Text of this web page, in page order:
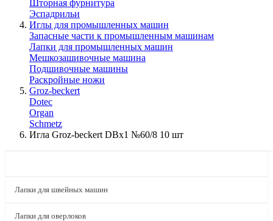
Шторная фурнитура
Эспадрильи
Иглы для промышленных машин
Запасные части к промышленным машинам
Лапки для промышленных машин
Мешкозашивочные машина
Подшивочные машины
Раскройные ножи
Groz-beckert
Dotec
Organ
Schmetz
Игла Groz-beckert DBx1 №60/8 10 шт
Лапки для швейных машин
Лапки для оверлоков